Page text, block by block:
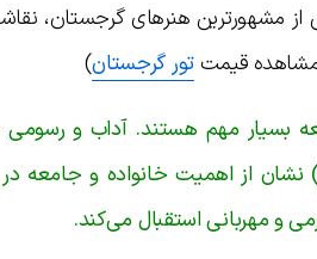
مشهورترین هنرهای گرجستان،
قیمتتور گرجستان)
بسیار مهم هستند. آداب و
از اهمیت خانواده و جامعه
و مهربانی استقبال می‌کند.